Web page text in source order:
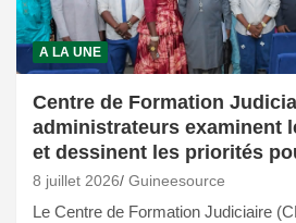
A LA UNE
Centre de Formation
administrateurs examinent
et dessinent les priorités
8 juillet 2026 Guineesource
Le Centre de Formation Judiciaire